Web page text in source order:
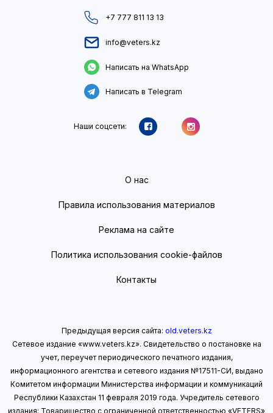
+7 777 811 13 13
info@veters.kz
Написать на WhatsApp
Написать в Telegram
Наши соцсети:
О нас
Правила использования материалов
Реклама на сайте
Политика использования cookie-файлов
Контакты
Предыдущая версия сайта: old.veters.kz
Сетевое издание «www.veters.kz». Свидетельство о постановке на
учет, переучет периодического печатного издания,
информационного агентства и сетевого издания №17511-СИ, выдано
Комитетом информации Министерства информации и коммуникаций
Республики Казахстан 11 февраля 2019 года. Учредитель сетевого
издания: Товарищество с ограниченной ответственностью «VETERS»